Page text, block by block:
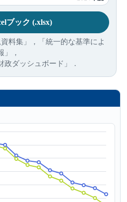
ブック (.xlsx)
料集」，「統一的な基準によ
」，
ダッシュボード」．